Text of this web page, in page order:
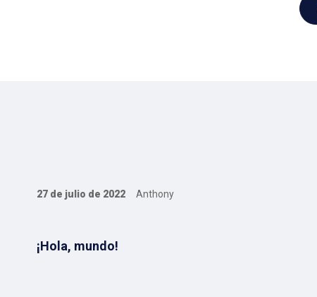
¡Hola, mundo!
27 de julio de 2022 Anthony